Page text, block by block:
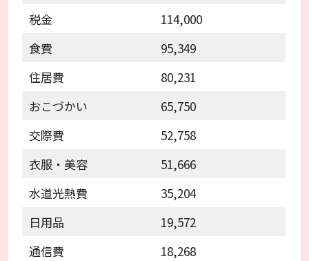
税金
114,000
食費
95,349
住居費
80,231
おこづかい
65,750
交際費
52,758
衣服・美容
51,666
水道光熱費
35,204
日用品
19,572
通信費
18,268